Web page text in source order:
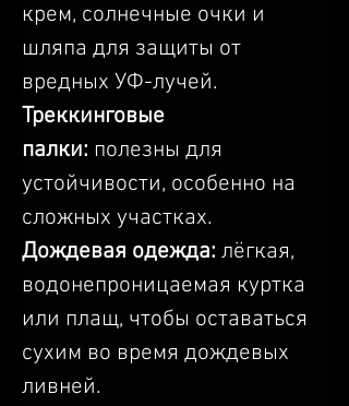
крем, солнечные очки и
шляпа для защиты от
вредных УФ-лучей.
Треккинговые
палки: полезны для
устойчивости, особенно на
сложных участках.
Дождевая одежда: лёгкая,
водонепроницаемая куртка
или плащ, чтобы оставаться
сухим во время дождевых
ливней.